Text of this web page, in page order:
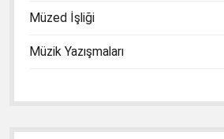
Müzed İşliği
Müzik Yazışmaları